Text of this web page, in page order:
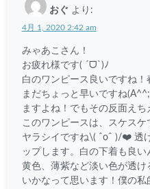
おぐ より:
4月 1, 2020 2:42 am
みゃあこさん！
お疲れ様です( ´ᗜ`)ﾉ
白のワンピース良いですね
まだちょっと早いですね
ますよね！でもその反面えち
このワンピースは、スケス
ヤラシイですね\( ˆoˆ )/❤️ 透
ップします。白の下着も良い
黄色、薄紫など淡い色が透
いかなって思います！僕の